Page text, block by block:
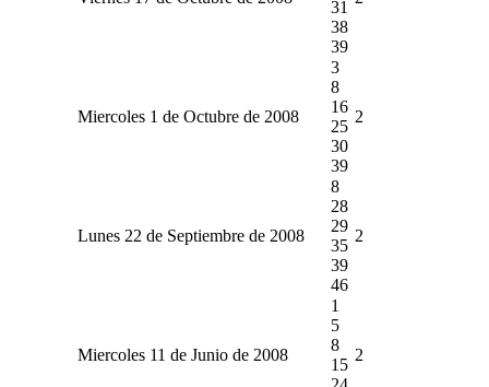
31
38
39
Miercoles 1 de Octubre de 2008
3
8
16
25
30
39
2
Lunes 22 de Septiembre de 2008
8
28
29
35
39
46
2
Miercoles 11 de Junio de 2008
1
5
8
15
2